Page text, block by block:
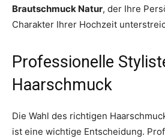
Brautschmuck Natur, der Ihre
Charakter Ihrer Hochzeit
Professionelle
Haarschmuck
Die Wahl des richtigen
ist eine wichtige Entscheidung.